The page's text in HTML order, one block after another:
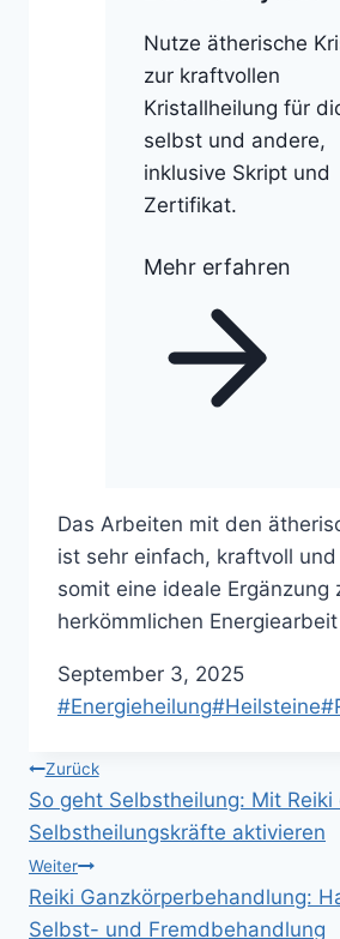
Nutze ätherische
zur kraftvollen
Kristallheilung für
selbst und andere,
inklusive Skript und
Zertifikat.
Mehr erfahren
Das Arbeiten mit den
ist sehr einfach, kraftvoll
somit eine ideale Ergänzung
herkömmlichen
September 3, 2025
Schlagworte:
#Energieheilung#Heilsteine#
Beitragsnavigation
Zurück
So geht Selbstheilung: Mit Reiki
Selbstheilungskräfte aktivieren
Weiter
Reiki Ganzkörperbehandlung:
Selbst- und Fremdbehandlung